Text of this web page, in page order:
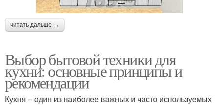
читать дальше →
Выбор бытовой техники для
кухни: основные принципы и
рекомендации
Кухня – один из наиболее важных и часто используемых